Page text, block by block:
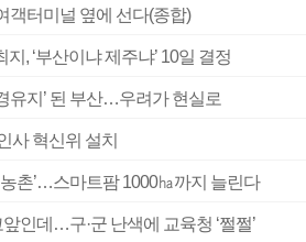
객터미널 옆에 선다(종합)
, ‘부산이냐 제주냐’ 10일 결정
유지’ 된 부산…우려가 현실로
사 혁신위 설치
촌’…스마트팜 1000㏊까지 늘린다
인데…구·군 난색에 교육청 ‘쩔쩔’